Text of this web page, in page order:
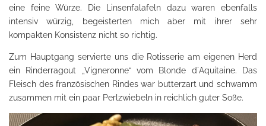
eine feine Würze. Die Linsenfalafeln dazu waren ebenfalls
intensiv würzig, begeisterten mich aber mit ihrer sehr
kompakten Konsistenz nicht so richtig.
Zum Hauptgang servierte uns die Rotisserie am eigenen Herd
ein Rinderragout „Vigneronne“ vom Blonde d´Aquitaine. Das
Fleisch des französischen Rindes war butterzart und schwamm
zusammen mit ein paar Perlzwiebeln in reichlich guter Soße.